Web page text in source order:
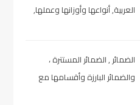
العربية, أنواعها وأوزانها وعملها,
الضمائر , الضمائر المستترة ،
والضمائر البارزة وأقسامها مع